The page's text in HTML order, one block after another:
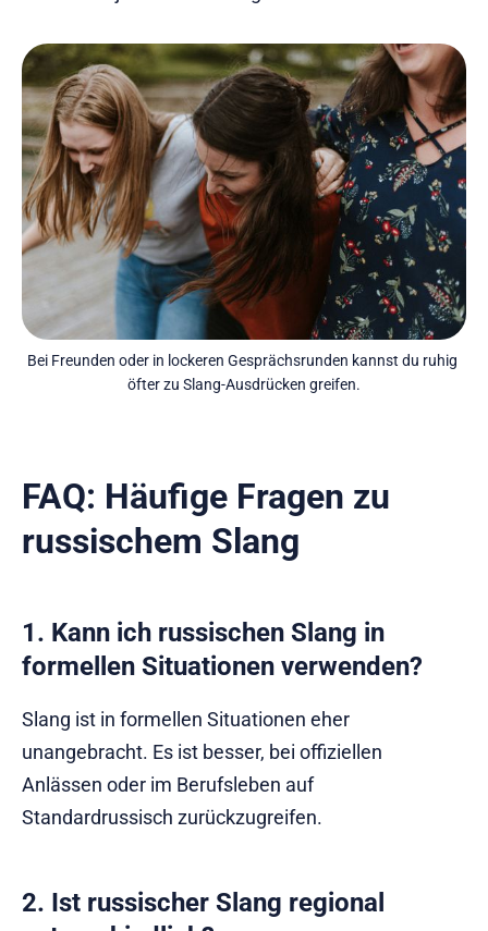
Bei Freunden oder in lockeren Gesprächsrunden kannst du ruhig
öfter zu Slang-Ausdrücken greifen.
FAQ: Häufige Fragen zu
russischem Slang
1. Kann ich russischen Slang in
formellen Situationen verwenden?
Slang ist in formellen Situationen eher
unangebracht. Es ist besser, bei offiziellen
Anlässen oder im Berufsleben auf
Standardrussisch zurückzugreifen.
2. Ist russischer Slang regional